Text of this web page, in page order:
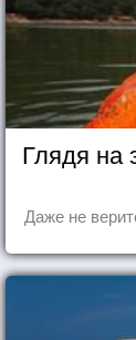
Глядя на
Даже не